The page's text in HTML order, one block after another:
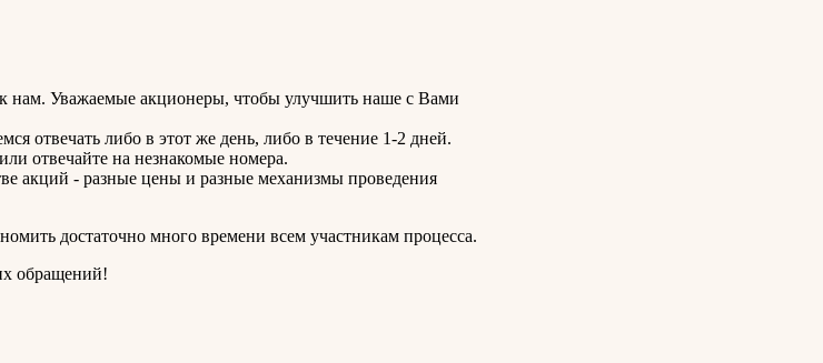
к нам. Уважаемые акционеры, чтобы улучшить наше с Вами
отвечать либо в этот же день, либо в течение 1-2 дней.
отвечайте на незнакомые номера.
акций - разные цены и разные механизмы проведения
достаточно много времени всем участникам процесса.
обращений!